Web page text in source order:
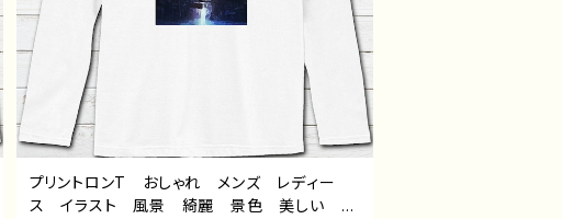
プリントロンT おしゃれ メンズ レディー
ス イラスト 風景 綺麗 景色 美しい エ